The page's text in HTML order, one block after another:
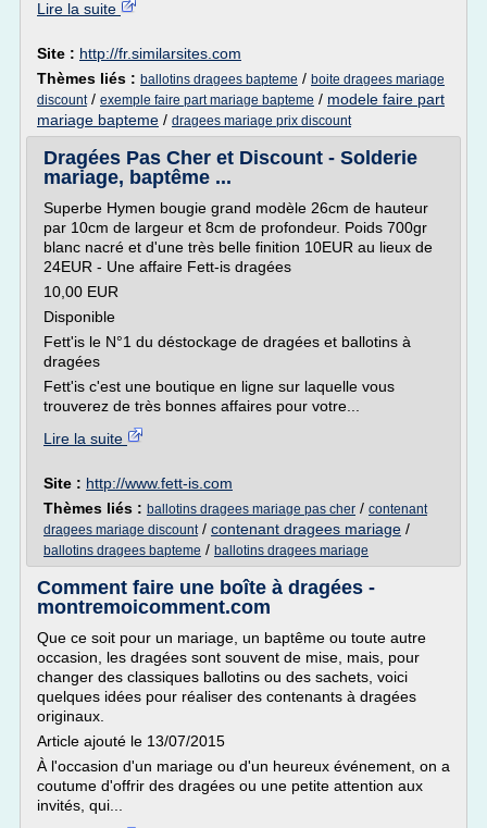
Lire la suite
Site : http://fr.similarsites.com
Thèmes liés : ballotins dragees bapteme / boite dragees mariage
discount/ exemple faire part mariage bapteme / modele faire part
mariage bapteme / dragees mariage prix discount
Dragées Pas Cher et Discount - Solderie
mariage, baptême ...
Superbe Hymen bougie grand modèle 26cm de hauteur
par 10cm de largeur et 8cm de profondeur. Poids 700gr
blanc nacré et d'une très belle finition 10EUR au lieux de
24EUR - Une affaire Fett-is dragées
10,00 EUR
Disponible
Fett'is le N°1 du déstockage de dragées et ballotins à
dragées
Fett'is c'est une boutique en ligne sur laquelle vous
trouverez de très bonnes affaires pour votre...
Lire la suite
Site : http://www.fett-is.com
Thèmes liés : ballotins dragees mariage pas cher / contenant
dragees mariage discount/ contenant dragees mariage /
ballotins dragees bapteme / ballotins dragees mariage
Comment faire une boîte à dragées -
montremoicomment.com
Que ce soit pour un mariage, un baptême ou toute autre
occasion, les dragées sont souvent de mise, mais, pour
changer des classiques ballotins ou des sachets, voici
quelques idées pour réaliser des contenants à dragées
originaux.
Article ajouté le 13/07/2015
À l'occasion d'un mariage ou d'un heureux événement, on a
coutume d'offrir des dragées ou une petite attention aux
invités, qui...